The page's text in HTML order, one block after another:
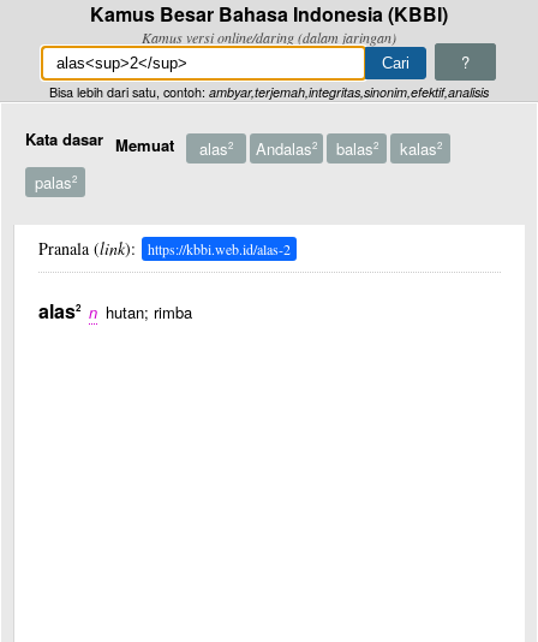
Kamus Besar Bahasa Indonesia (KBBI)
Kamus versi online/daring (dalam jaringan)
?
Bisa lebih dari satu, contoh: ambyar,terjemah,integritas,sinonim,efektif,analisis
Kata dasar Memuat alas2 Andalas2 balas2 kalas2
palas2
Pranala (link): https://kbbi.web.id/alas-2
alas2 n hutan; rimba